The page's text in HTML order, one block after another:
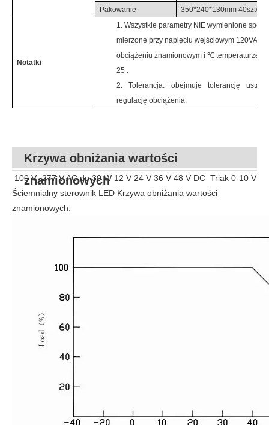
Pakowanie
350*240*130mm 40szt/
Notatki
1. Wszystkie parametry NIE wymienione
mierzone przy napięciu wejściowym 120VAC,
obciążeniu znamionowym i ℃ temperaturze
25 .
2.Tolerancja: obejmuje tolerancję
regulację obciążenia.
Krzywa obniżania wartości
znamionowych
100 V -277 V AC do 30 W 12 V 24 V 36 V 48 V DC Triak 0-10 V
Ściemnialny sterownik LED Krzywa obniżania wartości
znamionowych: